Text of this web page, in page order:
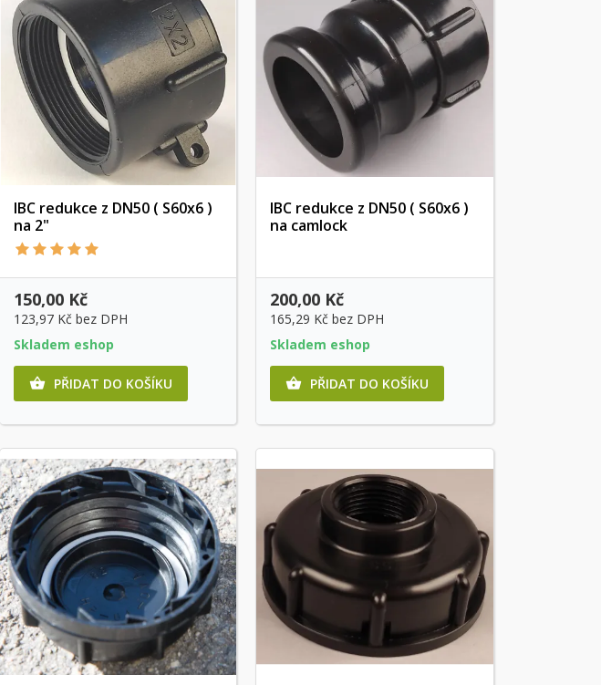
IBC redukce z DN50 ( S60x6 )
na 2"
150,00 Kč
123,97 Kč bez DPH
Skladem eshop
 PŘIDAT DO KOŠÍKU
Rychlý náhled
IBC redukce z DN50 ( S60x6 )
na camlock
200,00 Kč
165,29 Kčbez DPH
Skladem eshop
 PŘIDAT DO KOŠÍKU